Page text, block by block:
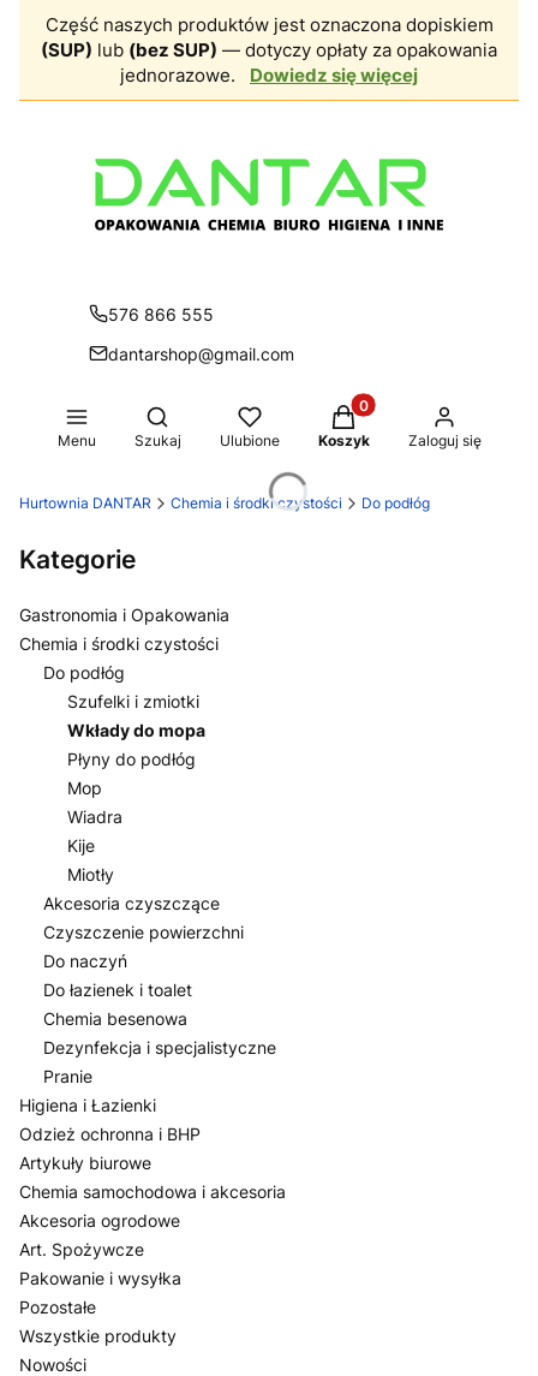
Część naszych produktów jest oznaczona dopiskiem
(SUP) lub (bez SUP) — dotyczy opłaty za opakowania
jednorazowe.
Dowiedz się więcej
576 866 555
dantarshop@gmail.com
Menu
Otwórz wyszukiwarkę
Szukaj Ulubione
Produkty w koszyku:
Koszyk Zaloguj się
Hurtownia DANTAR Chemia i środki czystości Do podłóg
Kategorie
Gastronomia i Opakowania
Chemia i środki czystości
Do podłóg
Szufelki i zmiotki
Wkłady do mopa
Płyny do podłóg
Mop
Wiadra
Kije
Miotły
Akcesoria czyszczące
Czyszczenie powierzchni
Do naczyń
Do łazienek i toalet
Chemia besenowa
Dezynfekcja i specjalistyczne
Pranie
Higiena i Łazienki
Odzież ochronna i BHP
Artykuły biurowe
Chemia samochodowa i akcesoria
Akcesoria ogrodowe
Art. Spożywcze
Pakowanie i wysyłka
Pozostałe
Wszystkie produkty
Nowości